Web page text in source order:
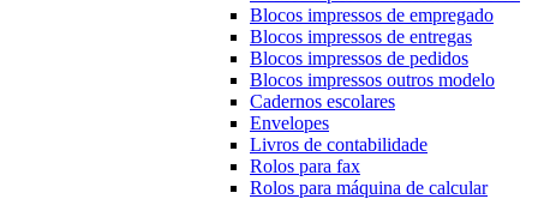
Blocos impressos de empregado
Blocos impressos de entregas
Blocos impressos de pedidos
Blocos impressos outros modelo
Cadernos escolares
Envelopes
Livros de contabilidade
Rolos para fax
Rolos para máquina de calcular